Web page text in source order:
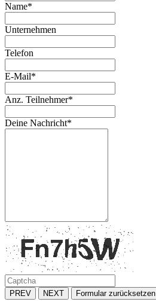
Name*
Unternehmen
Telefon
E-Mail*
Anz. Teilnehmer*
Deine Nachricht*
PREV NEXT Formular zurücksetzen